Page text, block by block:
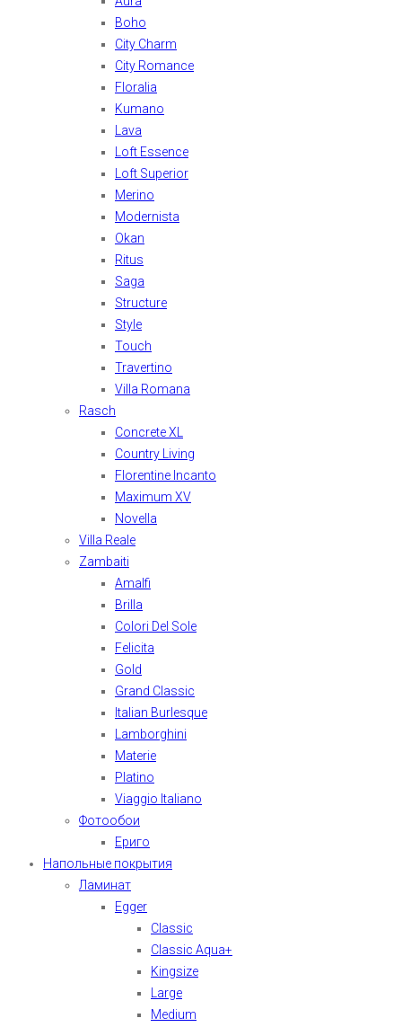
Boho
City Charm
City Romance
Floralia
Kumano
Lava
Loft Essence
Loft Superior
Merino
Modernista
Okan
Ritus
Saga
Structure
Style
Touch
Travertino
Villa Romana
Rasch
Concrete XL
Country Living
Florentine Incanto
Maximum XV
Novella
Villa Reale
Zambaiti
Amalfi
Brilla
Colori Del Sole
Felicita
Gold
Grand Classic
Italian Burlesque
Lamborghini
Materie
Platino
Viaggio Italiano
Фотообои
Ериго
Напольные покрытия
Ламинат
Egger
Classic
Classic Aqua+
Kingsize
Large
Medium